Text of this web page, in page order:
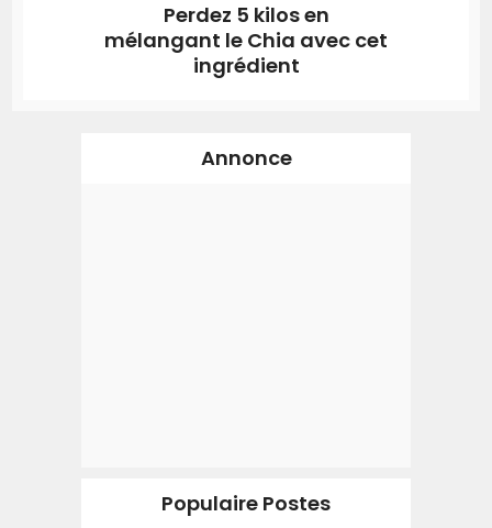
Perdez 5 kilos en
mélangant le Chia avec cet
ingrédient
Annonce
Populaire Postes